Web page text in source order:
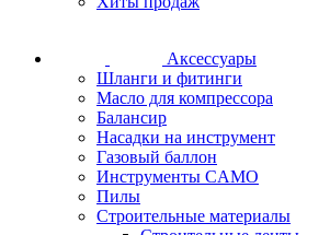
Аксессуары
Шланги и фитинги
Масло для компрессора
Балансир
Насадки на инструмент
Газовый баллон
Инструменты CAMO
Пилы
Строительные материалы